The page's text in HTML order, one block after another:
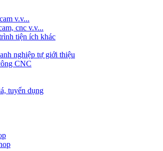
v.v...
cnc v.v...
tiện ích khác
nghiệp tự giới thiệu
CNC
tuyển dụng